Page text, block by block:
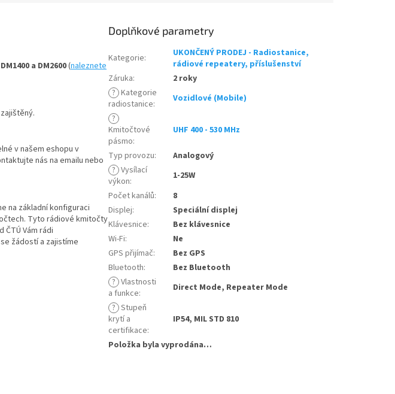
a DM2600(naleznete
v našem eshopu v
nás na emailu nebo
na základní konfiguraci
Tyto rádiové kmitočty
Vám rádi
žádostí a zajistíme
Doplňkové parametry
Kategorie:
UKONČENÝ PRODEJ - Radiostanice,
rádiové repeatery, příslušenství
Záruka:
2 roky
? Kategorie
radiostanice:
Vozidlové (Mobile)
?
Kmitočtové
pásmo:
UHF 400 - 530 MHz
Typ provozu:
Analogový
? Vysílací
výkon:
1-25W
Počet kanálů:
8
Displej:
Speciální displej
Klávesnice:
Bez klávesnice
Wi-Fi:
Ne
GPS přijímač:
Bez GPS
Bluetooth:
Bez Bluetooth
? Vlastnosti
a funkce:
Direct Mode, Repeater Mode
? Stupeň
krytí a
certifikace:
IP54, MIL STD 810
Položka byla vyprodána…